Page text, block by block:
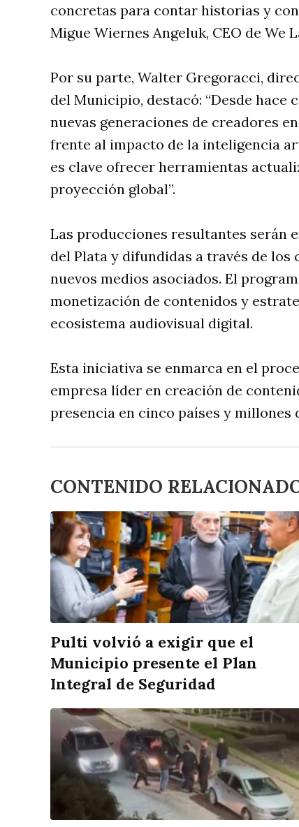
concretas para contar historias y
Migue Wiernes Angeluk, CEO de We
Por su parte, Walter Gregoracci,
del Municipio, destacó: “Desde hace
nuevas generaciones de creadores
frente al impacto de la inteligencia
es clave ofrecer herramientas
proyección global”.
Las producciones resultantes serán
del Plata y difundidas a través de los
nuevos medios asociados. El
monetización de contenidos y
ecosistema audiovisual digital.
Esta iniciativa se enmarca en el
empresa líder en creación de
presencia en cinco países y millones
CONTENIDO
Pulti volvió a exigir que el
Municipio presente el Plan
Integral de Seguridad